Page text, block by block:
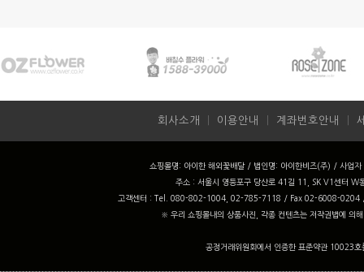
회사소개 이용안내 계좌번호안내
쇼핑몰명: 아이한 해외꽃배달 / 법인명: 아이한비즈(주) / 사업
주소 : 서울시 영등포구 당산로 41길 11, SK V1센터
고객센터 : Tel. 080-802-1004, 02-785-7118 / Fax 02-6008-0204
※ 우리 쇼핑몰내의 상품사진, 각종 컨텐츠는 저작권법에 의
공정거래위원회에서 인증한 표준약관 10023